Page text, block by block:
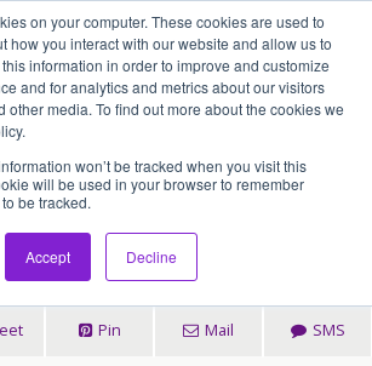
on your computer. These cookies are used to
how you interact with our website and allow us to
information in order to improve and customize
and for analytics and metrics about our visitors
other media. To find out more about the cookies we
won’t be tracked when you visit this
will be used in your browser to remember
be tracked.
Accept Decline
アセンティア・ホールディングス(AssentiaHoldings)
のフランチャイズ提
にしたzoom商談会
Pin Mail SMS